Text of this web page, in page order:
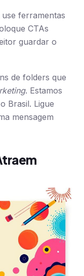
ferramentas
CTAs
guardar o
de folders que
. Estamos
Brasil. Ligue
mensagem